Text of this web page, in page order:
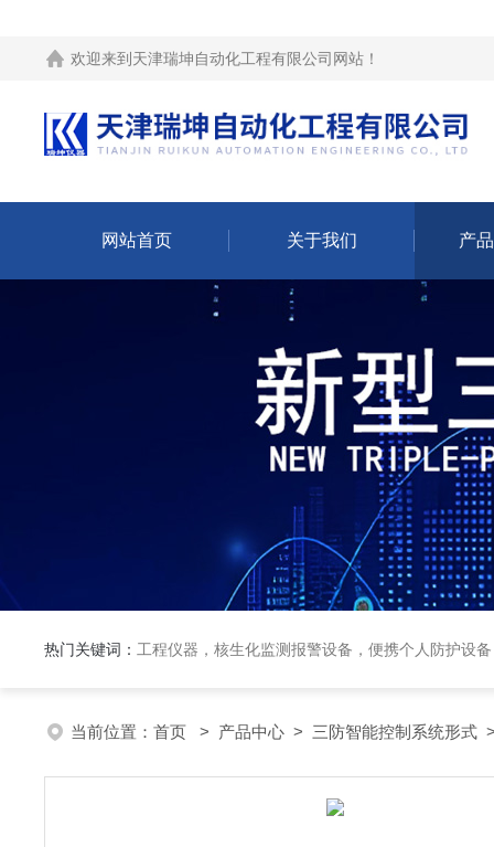
欢迎来到 天津瑞坤自动化工程有限公司网站 ！
网站首页 关于我们 产
热门关键词： 工程仪器，核生化监测报警设备，便携个人防护设
当前位置： 首页 > 产品中心 > 三防智能控制系统形式